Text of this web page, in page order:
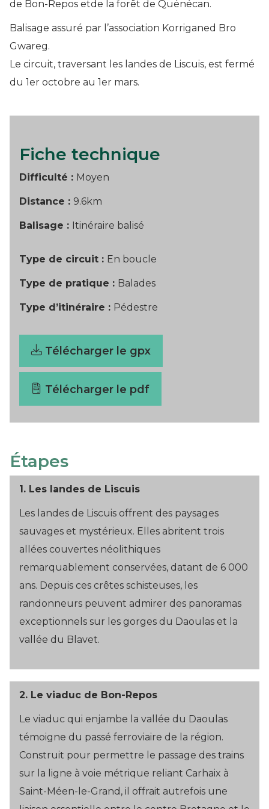
de Bon-Repos etde la forêt de Quénécan.
Balisage assuré par l’association Korriganed Bro
Gwareg.
Le circuit, traversant les landes de Liscuis, est fermé
du 1er octobre au 1er mars.
Fiche technique
Difficulté : Moyen
Distance : 9.6km
Balisage : Itinéraire balisé
Type de circuit : En boucle
Type de pratique : Balades
Type d’itinéraire : Pédestre
Télécharger le gpx
Télécharger le pdf
Étapes
1. Les landes de Liscuis
Les landes de Liscuis offrent des paysages
sauvages et mystérieux. Elles abritent trois
allées couvertes néolithiques
remarquablement conservées, datant de 6 000
ans. Depuis ces crêtes schisteuses, les
randonneurs peuvent admirer des panoramas
exceptionnels sur les gorges du Daoulas et la
vallée du Blavet.
2. Le viaduc de Bon-Repos
Le viaduc qui enjambe la vallée du Daoulas
témoigne du passé ferroviaire de la région.
Construit pour permettre le passage des trains
sur la ligne à voie métrique reliant Carhaix à
Saint-Méen-le-Grand, il offrait autrefois une